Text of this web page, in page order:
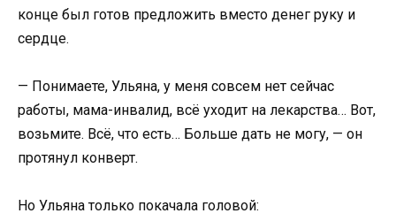
конце был готов предложить вместо денег руку и
сердце.
— Понимаете, Ульяна, у меня совсем нет сейчас
работы, мама-инвалид, всё уходит на лекарства… Вот,
возьмите. Всё, что есть… Больше дать не могу, — он
протянул конверт.
Но Ульяна только покачала головой: